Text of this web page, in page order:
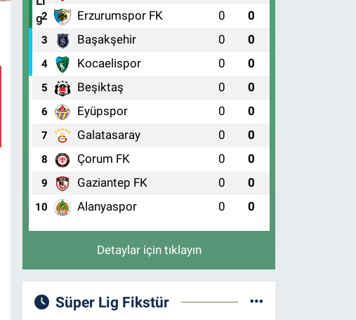
2 Erzurumspor FK 0 0
3 Başakşehir 0 0
4 Kocaelispor 0 0
5 Beşiktaş 0 0
6 Eyüpspor 0 0
7 Galatasaray 0 0
8 Çorum FK 0 0
9 Gaziantep FK 0 0
10 Alanyaspor 0 0
Detaylar için tıklayın
Süper Lig Fikstür